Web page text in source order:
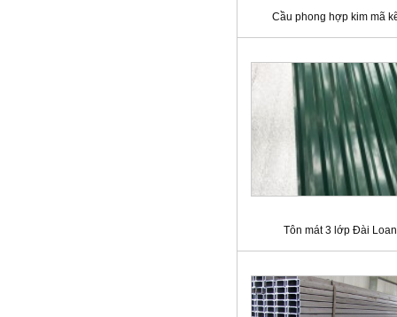
Cầu phong hợp kim mã
Tôn mát 3 lớp Đài Loan